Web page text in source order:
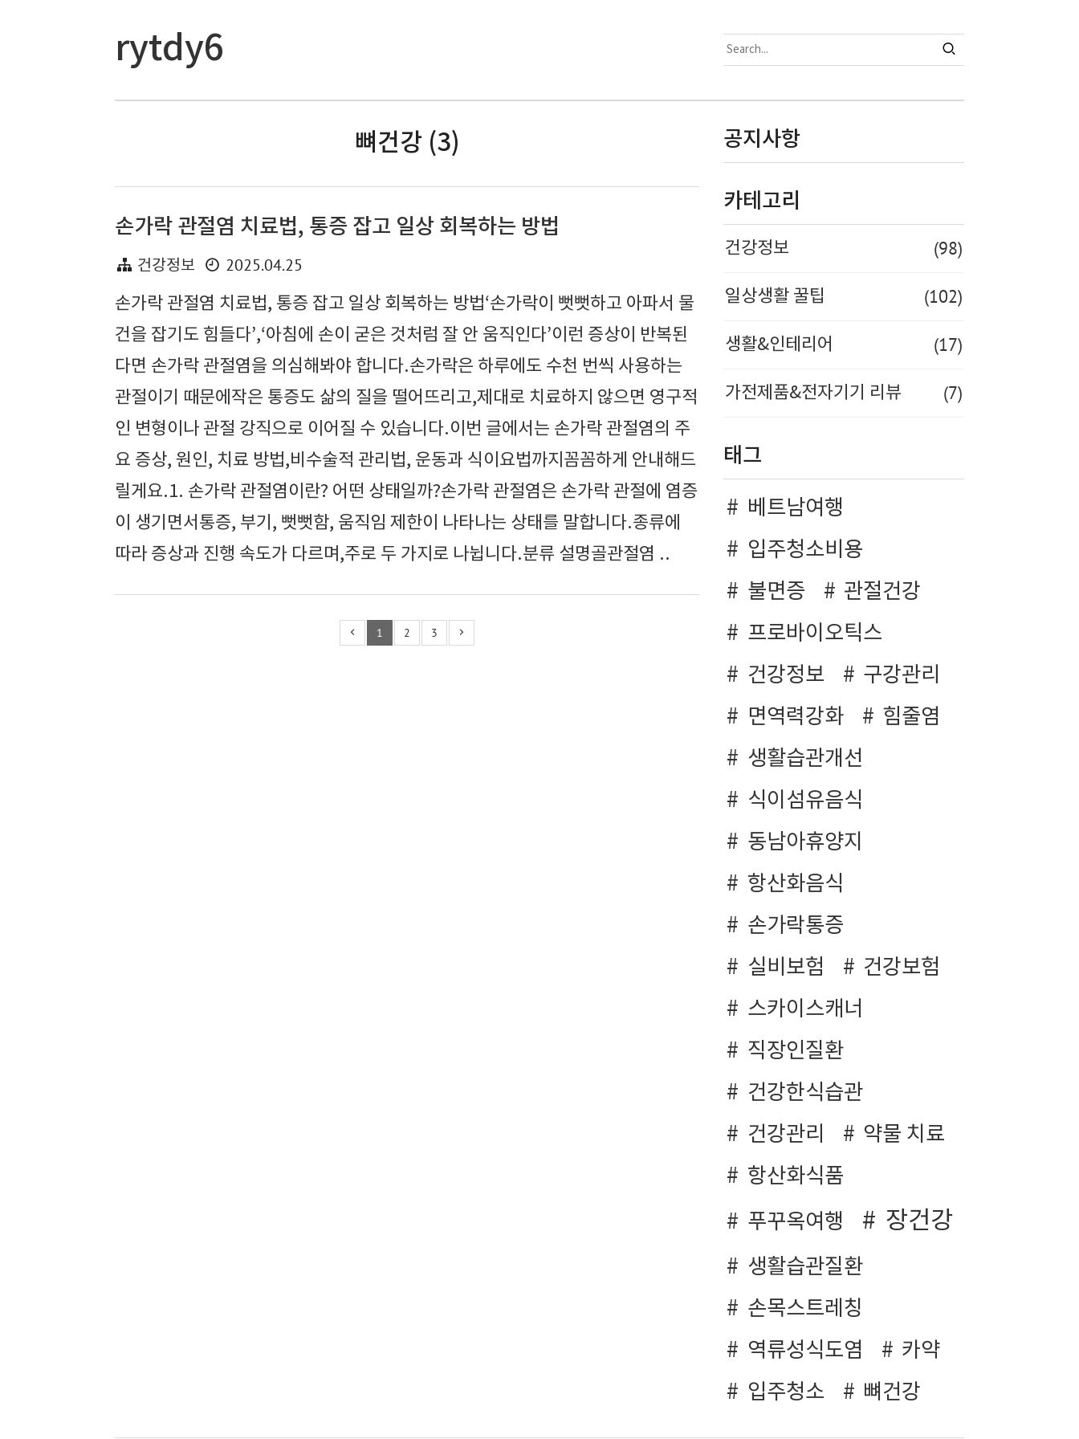
rytdy6
뼈건강 (3)
손가락 관절염 치료법, 통증 잡고 일상 회복하는 방법
건강정보
2025.04.25
손가락 관절염 치료법, 통증 잡고 일상 회복하는 방법‘손가락이 뻣뻣하고 아파서 물
건을 잡기도 힘들다’,‘아침에 손이 굳은 것처럼 잘 안 움직인다’이런 증상이 반복된
다면 손가락 관절염을 의심해봐야 합니다.손가락은 하루에도 수천 번씩 사용하는
관절이기 때문에작은 통증도 삶의 질을 떨어뜨리고,제대로 치료하지 않으면 영구적
인 변형이나 관절 강직으로 이어질 수 있습니다.이번 글에서는 손가락 관절염의 주
요 증상, 원인, 치료 방법,비수술적 관리법, 운동과 식이요법까지꼼꼼하게 안내해드
릴게요.1. 손가락 관절염이란? 어떤 상태일까?손가락 관절염은 손가락 관절에 염증
이 생기면서통증, 부기, 뻣뻣함, 움직임 제한이 나타나는 상태를 말합니다.종류에
따라 증상과 진행 속도가 다르며,주로 두 가지로 나뉩니다.분류 설명골관절염 ..
1 2 3
공지사항
카테고리
건강정보 (98)
일상생활 꿀팁 (102)
생활&인테리어 (17)
가전제품&전자기기 리뷰 (7)
태그
베트남여행
입주청소비용
불면증
관절건강
프로바이오틱스
건강정보
구강관리
면역력강화
힘줄염
생활습관개선
식이섬유음식
동남아휴양지
항산화음식
손가락통증
실비보험
건강보험
스카이스캐너
직장인질환
건강한식습관
건강관리
약물 치료
항산화식품
푸꾸옥여행
장건강
생활습관질환
손목스트레칭
역류성식도염
카약
입주청소
뼈건강